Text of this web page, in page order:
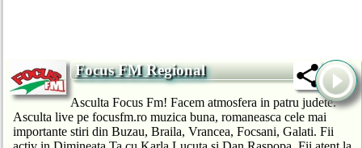
Focus FM Regional
Asculta Focus Fm! Facem atmosfera in patru judete.
Asculta live pe focusfm.ro muzica buna, romaneasca cele mai
importante stiri din Buzau, Braila, Vrancea, Focsani, Galati. Fii